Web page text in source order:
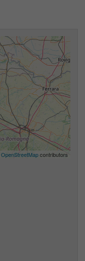
OpenStreetMapcontributors